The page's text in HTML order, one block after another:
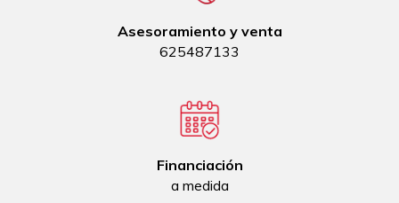
Asesoramiento y venta
625487133
Financiación
a medida